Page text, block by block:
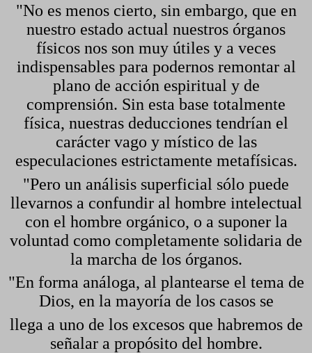
"No es menos cierto, sin embargo, que en
nuestro estado actual nuestros órganos
físicos nos son muy útiles y a veces
indispensables para podernos remontar al
plano de acción espiritual y de
comprensión. Sin esta base totalmente
física, nuestras deducciones tendrían el
carácter vago y místico de las
especulaciones estrictamente metafísicas.
"Pero un análisis superficial sólo puede
llevarnos a confundir al hombre intelectual
con el hombre orgánico, o a suponer la
voluntad como completamente solidaria de
la marcha de los órganos.
"En forma análoga, al plantearse el tema de
Dios, en la mayoría de los casos se
llega a uno de los excesos que habremos de
señalar a propósito del hombre.